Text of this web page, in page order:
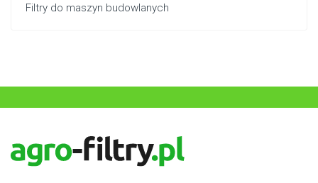
Filtry do maszyn budowlanych